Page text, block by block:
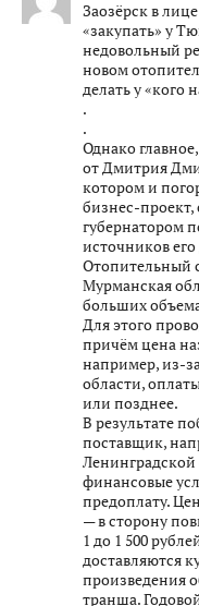
Заозёрск в
«закупать» у
недовольный
новом
делать у «кого
.
.
Однако
от Дмитрия
котором и
бизнес-
губернатором
источников
Отопительный
Мурманская
больших
Для этого
причём цена
например, из-
области,
или позднее.
В результате
поставщик,
финансовые
предоплату.
— в сторону
1 до 1 500
доставляются
произведения
транша.